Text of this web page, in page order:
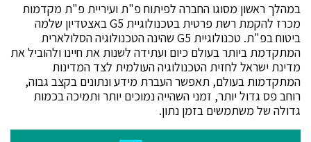
במהלך ראשון מסוגו החברה לפיתוח פ"ת ועיריית פ"ת מקדמות
מכרז להקמת רשת פרטית בטכנולוגיית G5 באצטדיון שלמה
ביטוח בפ"ת. טכנולוגיית G5 שהינה הטכנולוגיה הסלולארית
המתקדמת ביותר בעולם כיום ועתידה לשנות את חיינו ולהוביל את
מדינת ישראל לחזית הטכנולוגיה העולמית לצד המדינות
המתקדמות בעולם, תאפשר העברת מידע ונתונים בקצב גבוה,
רוחב פס גדול יותר, זמני השהייה נמוכים יותר ותמיכה בכמות
גדולה של משתמשים בזמן נתון.